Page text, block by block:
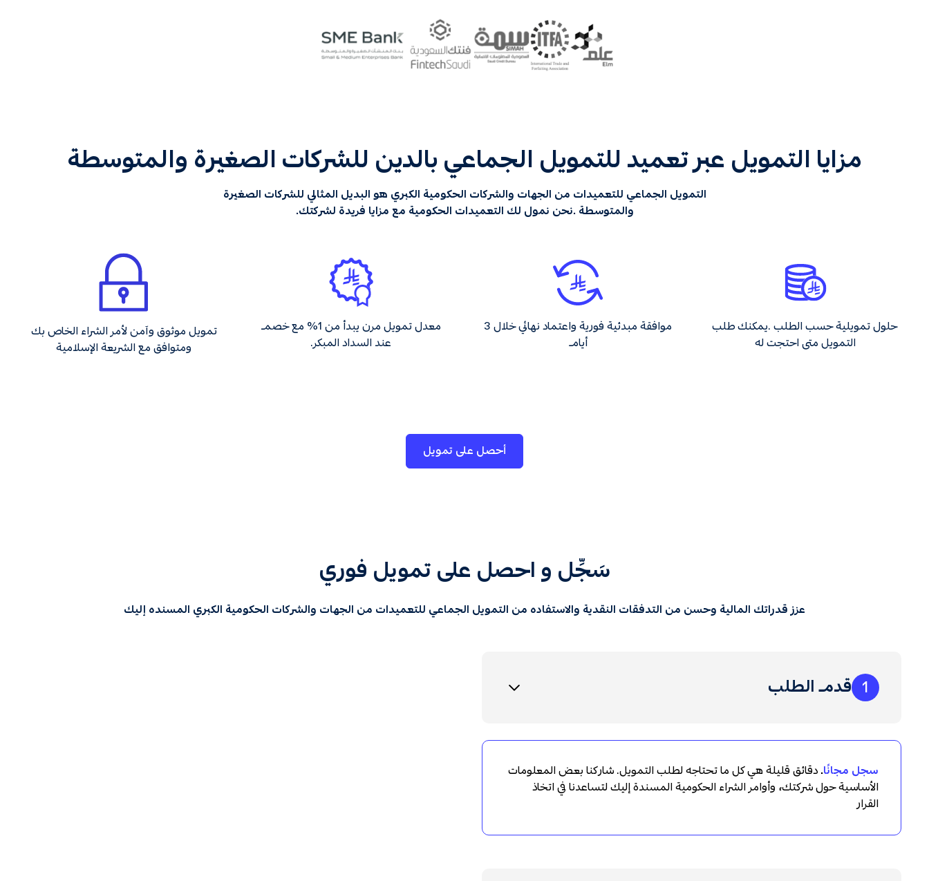
مزايا التمويل عبر تعميد للتمويل الجماعي بالدين للشركات الصغيرة والمتوسطة
التمويل الجماعي للتعميدات من الجهات والشركات الحكومية الكبري هو البديل المثالي للشركات الصغيرة
والمتوسطة .نحن نمول لك التعميدات الحكومية مع مزايا فريدة لشركتك.
حلول تمويلية حسب الطلب .يمكنك طلب
التمويل متى احتجت له
موافقة مبدئية فورية واعتماد نهائي خلال 3
أيام
معدل تمويل مرن يبدأ من 1% مع خصم
عند السداد المبكر.
تمويل موثوق وآمن لأمر الشراء الخاص بك
ومتوافق مع الشريعة الإسلامية
أحصل على تمويل
سَجِّل و احصل على تمويل فوري
عزز قدراتك المالية وحسن من التدفقات النقدية والاستفاده من التمويل الجماعي للتعميدات من الجهات والشركات الحكومية الكبري المسنده إليك
1 قدم الطلب
سجل مجانًا. دقائق قليلة هي كل ما تحتاجه لطلب التمويل. شاركنا بعض المعلومات
الأساسية حول شركتك، وأوامر الشراء الحكومية المسندة إليك لتساعدنا في اتخاذ
القرار